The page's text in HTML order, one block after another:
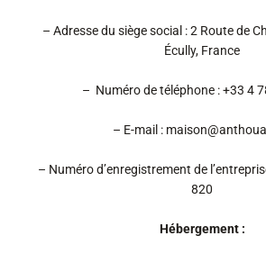
– Adresse du siège social : 2 Route de
Écully, France
– Numéro de téléphone : +33 4
– E-mail :
– Numéro d’enregistrement de
820
Hébergement :